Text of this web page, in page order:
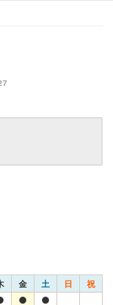
金 土 日 祝